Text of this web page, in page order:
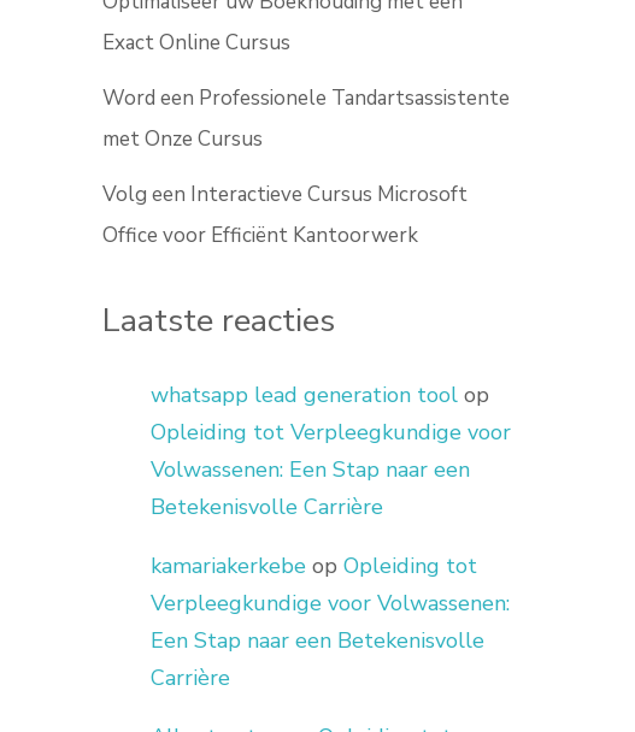
Exact Online Cursus
Word een Professionele Tandartsassistente
met Onze Cursus
Volg een Interactieve Cursus Microsoft
Office voor Efficiënt Kantoorwerk
Laatste reacties
whatsapp lead generation tool op
Opleiding tot Verpleegkundige voor
Volwassenen: Een Stap naar een
Betekenisvolle Carrière
kamariakerkebe opOpleiding tot
Verpleegkundige voor Volwassenen:
Een Stap naar een Betekenisvolle
Carrière